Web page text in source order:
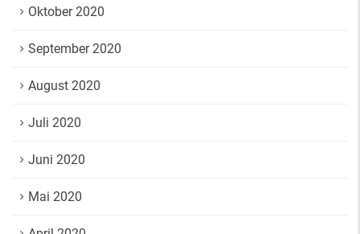
Oktober 2020
September 2020
August 2020
Juli 2020
Juni 2020
Mai 2020